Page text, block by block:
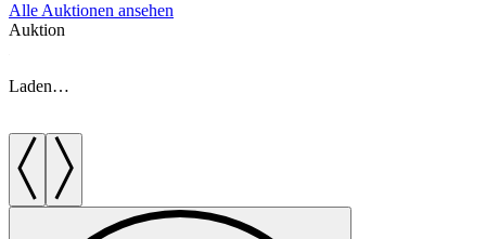
Alle Auktionen ansehen
Auktion
Laden…